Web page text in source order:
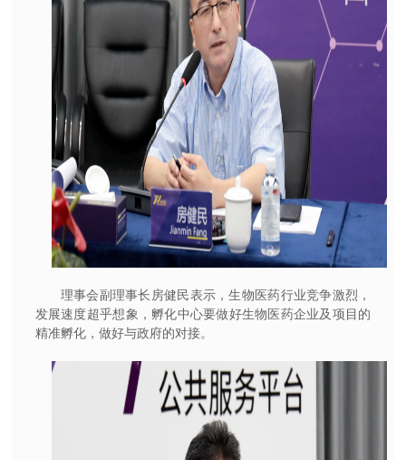
理事会副理事长房健民表示，生物医药行业竞争激烈，
发展速度超乎想象，孵化中心要做好生物医药企业及项目的
精准孵化，做好与政府的对接。